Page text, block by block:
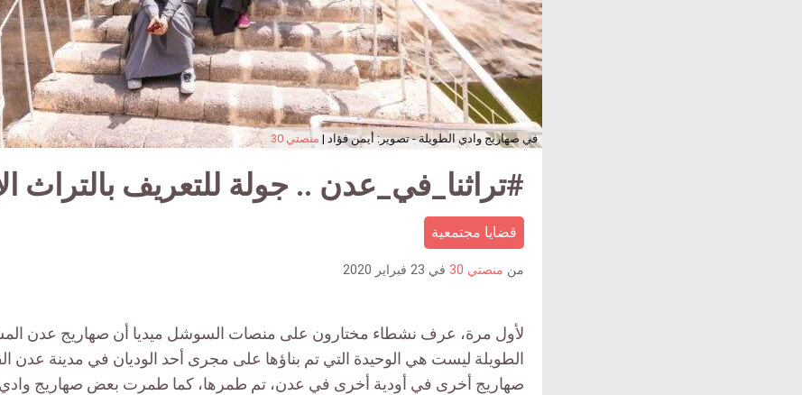
في صهاريج وادي الطويلة - تصوير: أيمن فؤاد | منصتي 30
#تراثنا_في_عدن .. جولة للتعريف بالتراث
قضايا مجتمعية
من منصتي 30 في 23 فبراير 2020
لأول مرة، عرف نشطاء مختارون على منصات السوشل ميديا أن صهاريج عدن
الطويلة ليست هي الوحيدة التي تم بناؤها على مجرى أحد الوديان في مدينة عدن
صهاريج أخرى في أودية أخرى في عدن، تم طمرها، كما طمرت بعض صهاريج وادي